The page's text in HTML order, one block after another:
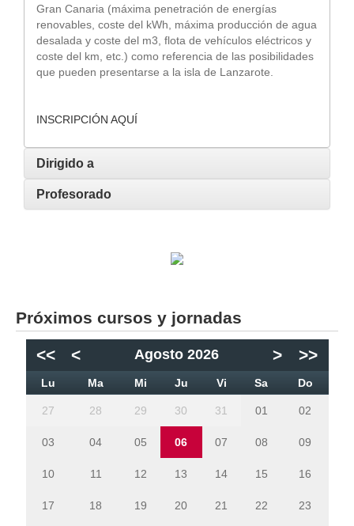
Gran Canaria (máxima penetración de energías
renovables, coste del kWh, máxima producción de agua
desalada y coste del m3, flota de vehículos eléctricos y
coste del km, etc.) como referencia de las posibilidades
que pueden presentarse a la isla de Lanzarote.
INSCRIPCIÓN AQUÍ
Dirigido a
Profesorado
Próximos cursos y jornadas
<< < Agosto 2026 > >>
Lu Ma Mi Ju Vi Sa Do
27 28 29 30 31 01 02
03 04 05 06 07 08 09
10 11 12 13 14 15 16
17 18 19 20 21 22 23